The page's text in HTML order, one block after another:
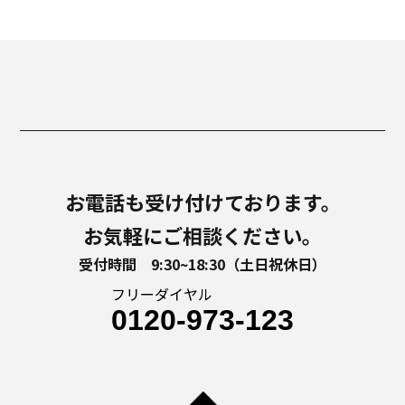
お電話も受け付けております。
お気軽にご相談ください。
受付時間 9:30~18:30（土日祝休日）
フリーダイヤル
0120-973-123